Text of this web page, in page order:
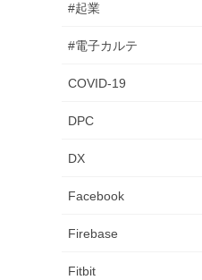
#起業
#電子カルテ
COVID-19
DPC
DX
Facebook
Firebase
Fitbit